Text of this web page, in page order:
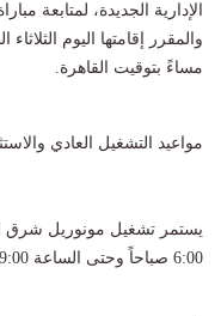
الإدارية الجديدة، لمتابعة
مساءً بتوقيت القاهرة.
​مواعيد التشغيل العادي
​يستمر تشغيل مونوريل شرق
6:00 صباحاً وحتى الساعة 9:00 مساءً على كامل المسار.